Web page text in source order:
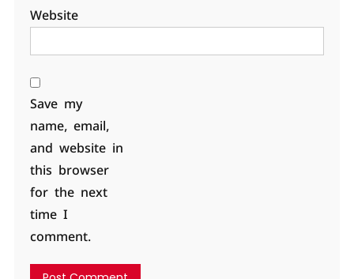
Website
Save my
name, email,
and website in
this browser
for the next
time I
comment.